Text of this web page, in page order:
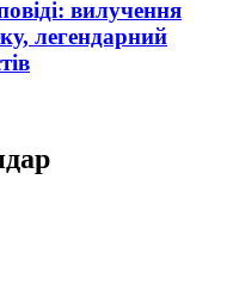
вилучення
легендарний